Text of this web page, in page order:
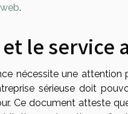
.
le service
nécessite une attention
sérieuse doit
Ce document atteste